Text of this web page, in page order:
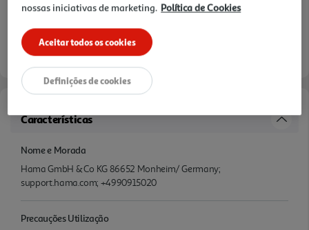
Entrega estimada entre 12/08/2026 e 13/08/2026
Características
Nome e Morada
Hama GmbH & Co KG 86652 Monheim/ Germany;
support.hama.com; +4990915020
Precauções Utilização
nossas iniciativas de marketing. Política de Cookies
Aceitar todos os cookies
Definições de cookies